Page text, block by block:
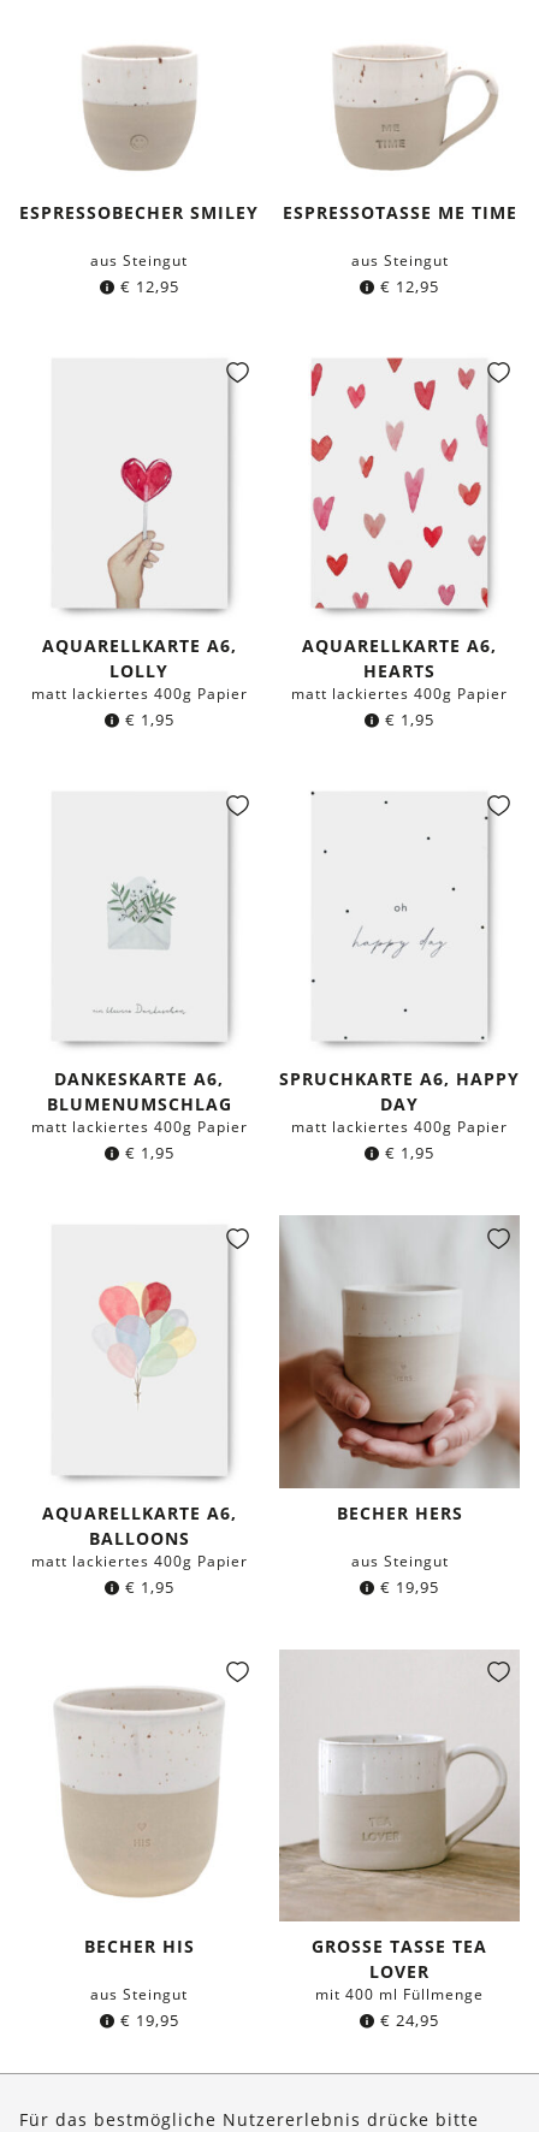
ESPRESSOBECHER SMILEY
aus Steingut
€ 12,95
ESPRESSOTASSE ME TIME
aus Steingut
€ 12,95
AQUARELLKARTE A6,
LOLLY
matt lackiertes 400g Papier
€ 1,95
AQUARELLKARTE A6,
HEARTS
matt lackiertes 400g Papier
€ 1,95
DANKESKARTE A6,
BLUMENUMSCHLAG
matt lackiertes 400g Papier
€ 1,95
SPRUCHKARTE A6, HAPPY
DAY
matt lackiertes 400g Papier
€ 1,95
AQUARELLKARTE A6,
BALLOONS
matt lackiertes 400g Papier
€ 1,95
BECHER HERS
aus Steingut
€ 19,95
BECHER HIS
aus Steingut
€ 19,95
GROSSE TASSE TEA L
OVER
mit 400 ml Füllmenge
€ 24,95
Für das bestmögliche Nutzererlebnis drücke bitte